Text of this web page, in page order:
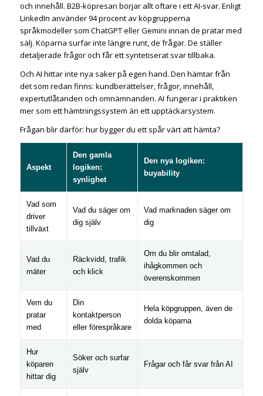
och innehåll. B2B-köpresan börjar allt oftare i ett AI-svar. Enligt
LinkedIn använder 94 procent av köpgrupperna
språkmodeller som ChatGPT eller Gemini innan de pratar med
sälj. Köparna surfar inte längre runt, de frågar. De ställer
detaljerade frågor och får ett syntetiserat svar tillbaka.
Och AI hittar inte nya saker på egen hand. Den hämtar från
det som redan finns: kundberättelser, frågor, innehåll,
expertutlåtanden och omnämnanden. AI fungerar i praktiken
mer som ett hämtningssystem än ett upptäckarsystem.
Frågan blir därför: hur bygger du ett spår värt att hämta?
Aspekt
Den gamla
logiken:
synlighet
Den nya logiken:
buyability
Vad som
driver
tillväxt
Vad du säger om
dig själv
Vad marknaden säger om
dig
Vad du
mäter
Räckvidd, trafik
och klick
Om du blir omtalad,
ihågkommen och
överenskommen
Vem du
pratar
med
Din
kontaktperson
eller förespråkare
Hela köpgruppen, även de
dolda köparna
Hur
köparen
hittar dig
Söker och surfar
själv
Frågar och får svar från AI